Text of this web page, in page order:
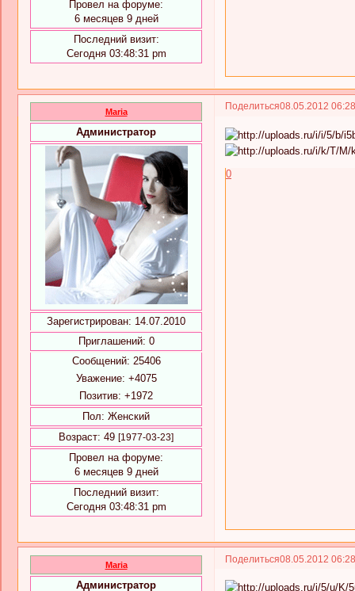
Провел на форуме:
6 месяцев 9 дней
Последний визит:
Сегодня 03:48:31 pm
Поделиться08.05.2012
Maria
Администратор
Зарегистрирован: 14.07.2010
Приглашений: 0
Сообщений: 25406
Уважение: +4075
Позитив: +1972
Пол: Женский
Возраст: 49 [1977-03-23]
Провел на форуме:
6 месяцев 9 дней
Последний визит:
Сегодня 03:48:31 pm
0
Поделиться08.05.2012
Maria
Администратор